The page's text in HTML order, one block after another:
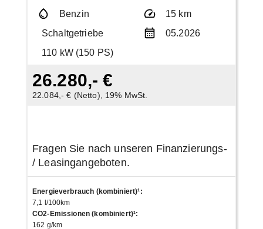
Benzin
15 km
Schaltgetriebe
05.2026
110 kW (150 PS)
26.280,- €
22.084,- € (Netto), 19% MwSt.
Fragen Sie nach unseren Finanzierungs-
/ Leasingangeboten.
Energieverbrauch (kombiniert)¹:
7,1 l/100km
CO2-Emissionen (kombiniert)¹:
162 g/km